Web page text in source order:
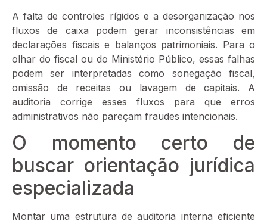
A falta de controles rígidos e a desorganização nos
fluxos de caixa podem gerar inconsistências em
declarações fiscais e balanços patrimoniais. Para o
olhar do fiscal ou do Ministério Público, essas falhas
podem ser interpretadas como sonegação fiscal,
omissão de receitas ou lavagem de capitais. A
auditoria corrige esses fluxos para que erros
administrativos não pareçam fraudes intencionais.
O momento certo de
buscar orientação jurídica
especializada
Montar uma estrutura de auditoria interna eficiente